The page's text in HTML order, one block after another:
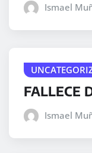
Ismael
FALLECE
Ismael